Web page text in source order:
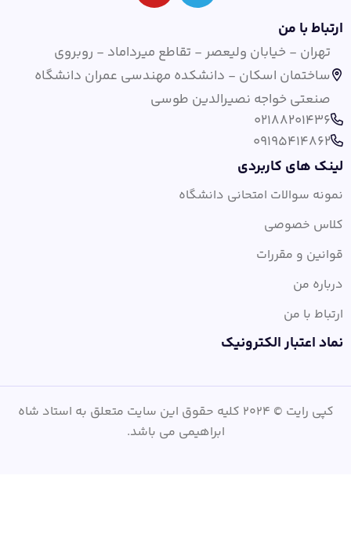
ارتباط با من
تهران - خیابان ولیعصر - تقاطع میرداماد - روبروی
ساختمان اسکان - دانشکده مهندسی عمران دانشگاه
صنعتی خواجه نصیرالدین طوسی
02188201436
09195414862
لینک های کاربردی
نمونه سوالات امتحانی دانشگاه
کلاس خصوصی
قوانین و مقررات
درباره من
ارتباط با من
نماد اعتبار الکترونیک
کپی رایت © 2024 کلیه حقوق این سایت متعلق به استاد شاه
ابراهیمی می باشد.